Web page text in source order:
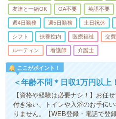
友達と一緒OK OA不要 英語不要
週4日勤務 週5日勤務 土日祝休
シフト 扶養控内 医療福祉 交
ルーティン 看護師 介護士
ここがポイント！
＜年齢不問＊日収1万円以上
【資格や経験は必要ナシ！】お任
付き添い、トイレや入浴のお手伝
りません。【WEB登録・電話で登